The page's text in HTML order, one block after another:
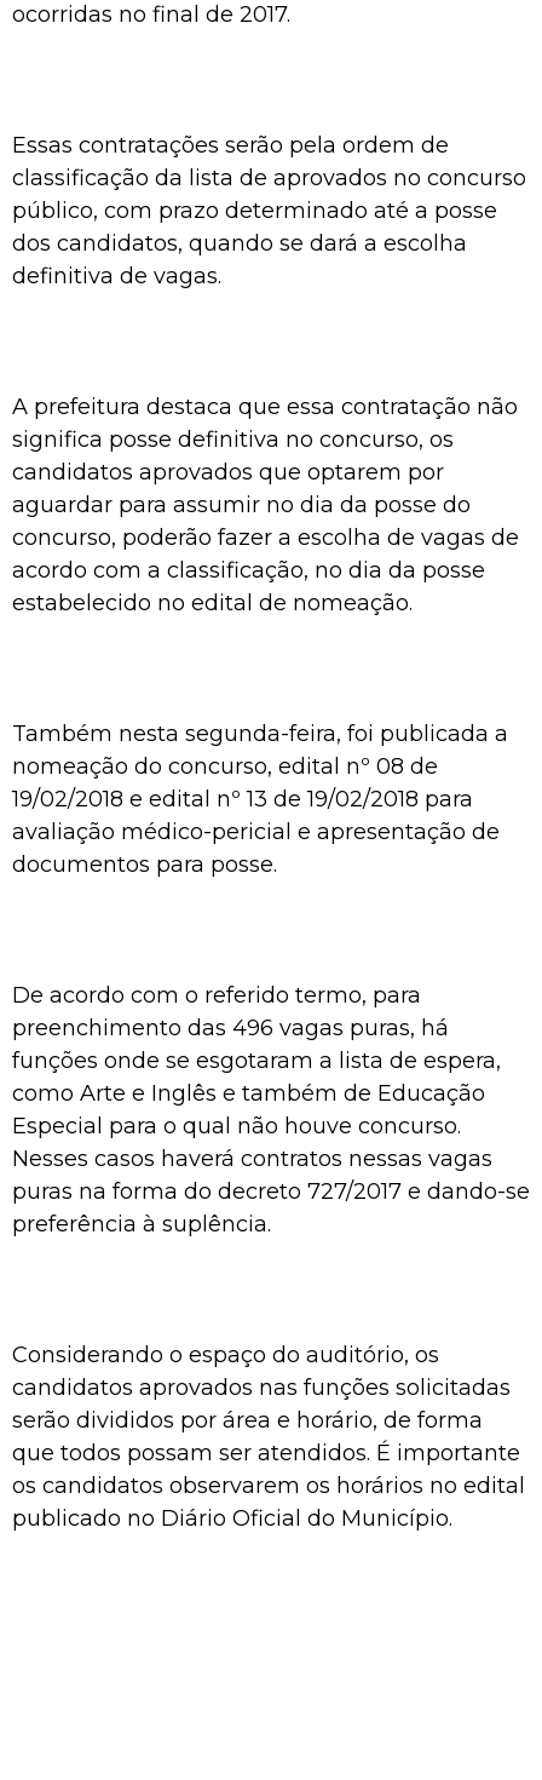
ocorridas no final de 2017.
Essas contratações serão pela ordem de
classificação da lista de aprovados no concurso
público, com prazo determinado até a posse
dos candidatos, quando se dará a escolha
definitiva de vagas.
A prefeitura destaca que essa contratação não
significa posse definitiva no concurso, os
candidatos aprovados que optarem por
aguardar para assumir no dia da posse do
concurso, poderão fazer a escolha de vagas de
acordo com a classificação, no dia da posse
estabelecido no edital de nomeação.
Também nesta segunda-feira, foi publicada a
nomeação do concurso, edital nº 08 de
19/02/2018 e edital nº 13 de 19/02/2018 para
avaliação médico-pericial e apresentação de
documentos para posse.
De acordo com o referido termo, para
preenchimento das 496 vagas puras, há
funções onde se esgotaram a lista de espera,
como Arte e Inglês e também de Educação
Especial para o qual não houve concurso.
Nesses casos haverá contratos nessas vagas
puras na forma do decreto 727/2017 e dando-se
preferência à suplência.
Considerando o espaço do auditório, os
candidatos aprovados nas funções solicitadas
serão divididos por área e horário, de forma
que todos possam ser atendidos. É importante
os candidatos observarem os horários no edital
publicado no Diário Oficial do Município.